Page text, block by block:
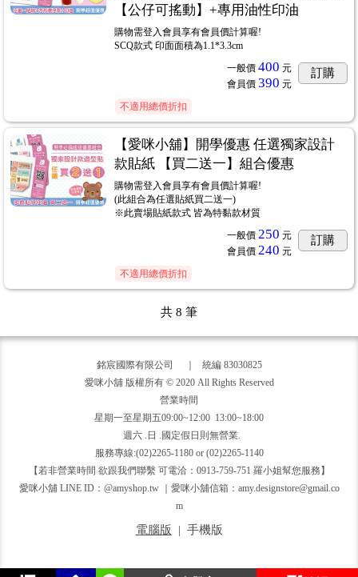
【公仔可搖動】+專用油性印油
購物需登入會員享有會員價計算喔!
SCQ款式 印面面積為1.1*3.3cm
一般價 400 元
會員價 390 元
訂購
不適用總價折扣
【愛咪小舖】開學優惠 任選獨家設計
款貼紙 【買二送一】組合優惠
購物需登入會員享有會員價計算喔!
(此組合為任選貼紙買二送一)
※此賣場貼紙款式 皆為特黏款材質
一般價 250 元
會員價 240 元
訂購
不適用總價折扣
共 8 筆
銘宸國際有限公司 ｜ 統編 83030825
愛咪小舖 版權所有 © 2020 All Rights Reserved
營業時間
星期一至星期五09:00~12:00 13:00~18:00
週六 .日 .國定假日則無營業.
服務專線:(02)2265-1180 or (02)2265-1140
【若非營業時間 欲跟我們聯繫 可電洽：0913-759-751 羅小姐幫您服務】
愛咪小舖 LINE ID：@amyshop.tw ｜愛咪小舖信箱：amy.designstore@gmail.co
m
電腦版 | 手機版